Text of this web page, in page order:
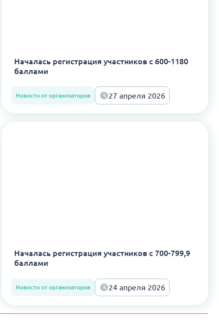
Началась регистрация участников с 600-1180
баллами
Новости от организаторов 27 апреля 2026
Началась регистрация участников с 700-799,9
баллами
Новости от организаторов 24 апреля 2026